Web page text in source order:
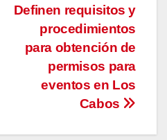
Definen requisitos y
procedimientos
para obtención de
permisos para
eventos en Los
Cabos